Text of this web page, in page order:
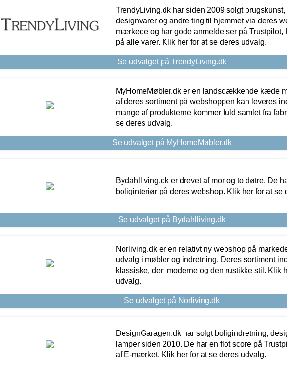
TrendyLiving.dk har siden 2009 solgt
designvarer og andre ting til hjemmet via deres
mærkede og har gode anmeldelser på Trustpilot,
på alle varer. Klik her for at se deres udvalg.
Se udvalget på TrendyLiving.dk
MyHomeMøbler.dk er en landsdækkende kæde
af deres sortiment på webshoppen kan leveres
mange af produkterne kommer fuld samlet fra
se deres udvalg.
Se udvalget på MyHomeMøbler.dk
Bydahlliving.dk er drevet af mor og to døtre. De
boliginteriør på deres webshop. Klik her for at se
Se udvalget på Bydahlliving.dk
Norliving.dk er en relativt ny webshop på
udvalg i møbler og indretning. Deres sortiment
klassiske, den moderne og den rustikke stil. Klik
udvalg.
Se udvalget på Norliving.dk
DesignGaragen.dk har solgt boligindretning,
lamper siden 2010. De har en flot score på
af E-mærket. Klik her for at se deres udvalg.